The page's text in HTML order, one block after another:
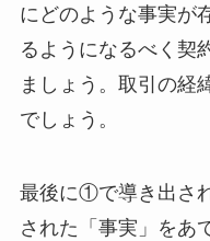
にどのような事実が
るようになるべく契
ましょう。取引の経
でしょう。
最後に①で導き出さ
された「事実」をあ